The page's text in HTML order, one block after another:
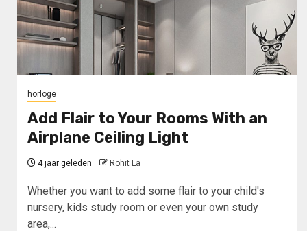
horloge
Add Flair to Your Rooms With an
Airplane Ceiling Light
4 jaar geleden Rohit La
Whether you want to add some flair to your child's
nursery, kids study room or even your own study
area,...